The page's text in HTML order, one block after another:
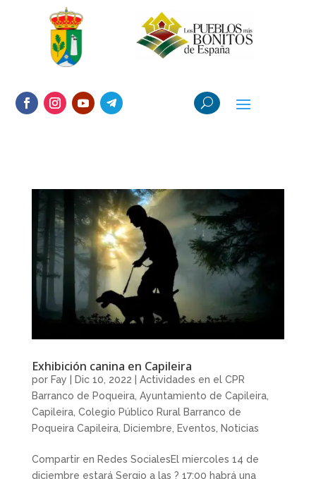
Exhibición canina en Capileira
por Fay Dic 10, 2022
Actividades en el CPR
Barranco de Poqueira, Ayuntamiento de Capileira,
Capileira, Colegio Público Rural Barranco de
Poqueira Capileira, Diciembre Eventos Noticias
Compartir en Redes SocialesEl miercoles 14 de
diciembre estará Sergio a las ?⁣ 17:00 habrá una